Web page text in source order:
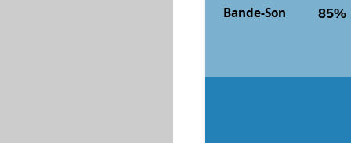
Bande-Son 85%